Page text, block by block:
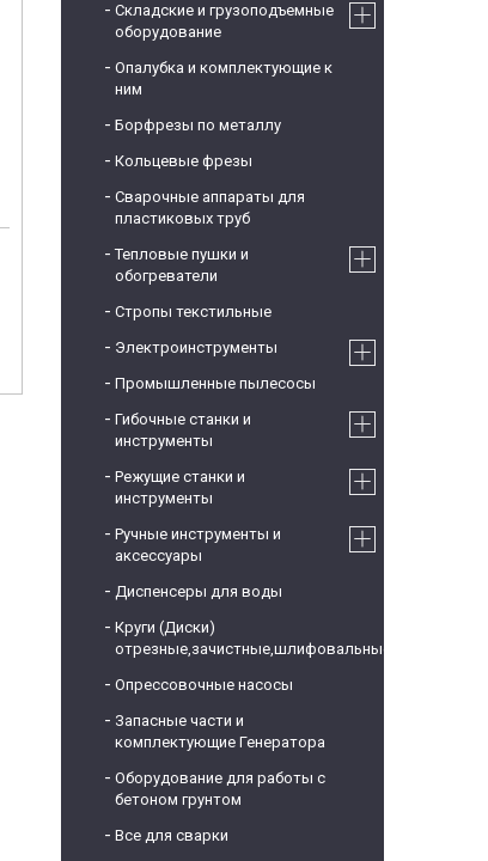
Складские и грузоподъемные
оборудование
Опалубка и комплектующие к
ним
Борфрезы по металлу
Кольцевые фрезы
Сварочные аппараты для
пластиковых труб
Тепловые пушки и
обогреватели
Стропы текстильные
Электроинструменты
Промышленные пылесосы
Гибочные станки и
инструменты
Режущие станки и
инструменты
Ручные инструменты и
аксессуары
Диспенсеры для воды
Круги (Диски)
отрезные,зачистные,шлифовальные
Опрессовочные насосы
Запасные части и
комплектующие Генератора
Оборудование для работы с
бетоном грунтом
Все для сварки